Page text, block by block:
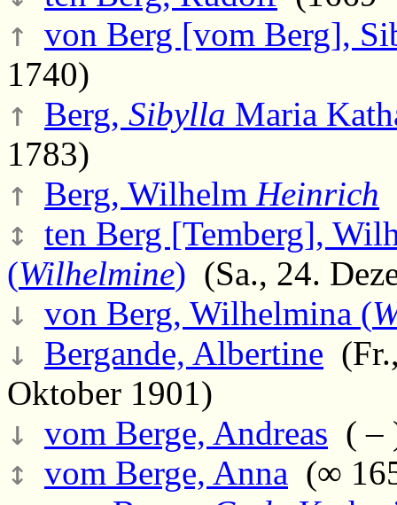
↑ von Berg [vom Berg],
1740)
↑ Berg, Sibylla Maria
1783)
↑ Berg, Wilhelm Heinrich
↕ ten Berg [Temberg],
(Wilhelmine) (Sa., 24.
↓ von Berg, Wilhelmina (
↓ Bergande, Albertine
Oktober 1901)
↓ vom Berge, Andreas ( –
↕ vom Berge, Anna (∞